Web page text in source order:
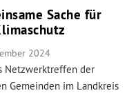
Sache für
2024
Netzwerktreffen der
Gemeinden im Landkreis